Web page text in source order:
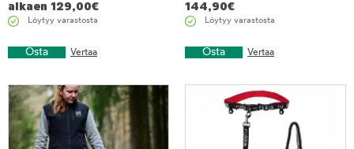
alkaen 129,00€
Löytyy varastosta
Osta Vertaa
144,90€
Löytyy varastosta
Osta Vertaa